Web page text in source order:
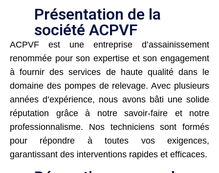
Présentation de la
société ACPVF
ACPVF est une entreprise d’assainissement
renommée pour son expertise et son engagement
à fournir des services de haute qualité dans le
domaine des pompes de relevage. Avec plusieurs
années d’expérience, nous avons bâti une solide
réputation grâce à notre savoir-faire et notre
professionnalisme. Nos techniciens sont formés
pour répondre à toutes vos exigences,
garantissant des interventions rapides et efficaces.